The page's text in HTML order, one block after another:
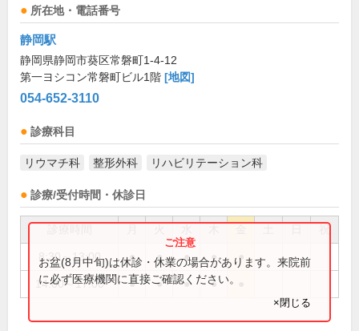
所在地・電話番号
静岡駅
静岡県静岡市葵区常磐町1-4-12
第一ヨシコン常磐町ビル1階 [地図]
054-652-3110
診療科目
リウマチ科 整形外科 リハビリテーション科
診療/受付時間・休診日
祝
8:30～13:00 ● ● ● ● ●
14:00～17:00 ● ● ● ●
お盆(8月中旬)は休診・休業の場合があります。来院前
に必ず医療機関に直接ご確認ください。
×閉じる